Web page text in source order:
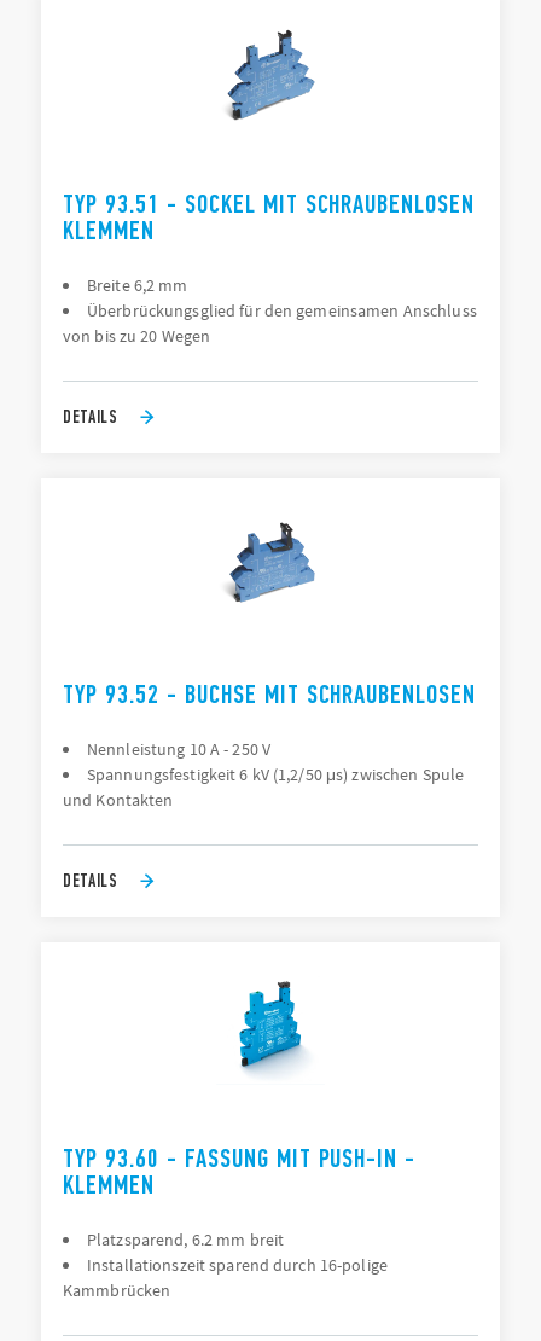
TYP 93.51 - SOCKEL MIT SCHRAUBENLOSEN
KLEMMEN
Breite 6,2 mm
Überbrückungsglied für den gemeinsamen Anschluss
von bis zu 20 Wegen
DETAILS
TYP 93.52 - BUCHSE MIT SCHRAUBENLOSEN
Nennleistung 10 A - 250 V
Spannungsfestigkeit 6 kV (1,2/50 μs) zwischen Spule
und Kontakten
DETAILS
TYP 93.60 - FASSUNG MIT PUSH-IN -
KLEMMEN
Platzsparend, 6.2 mm breit
Installationszeit sparend durch 16-polige
Kammbrücken